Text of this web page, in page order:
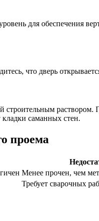
для обеспечения
что дверь
саманных стен.
проема
Менее прочен, чем
Требует сварочных